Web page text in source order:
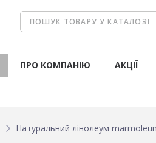
ПРО КОМПАНІЮ АКЦІЇ
Натуральний лінолеум